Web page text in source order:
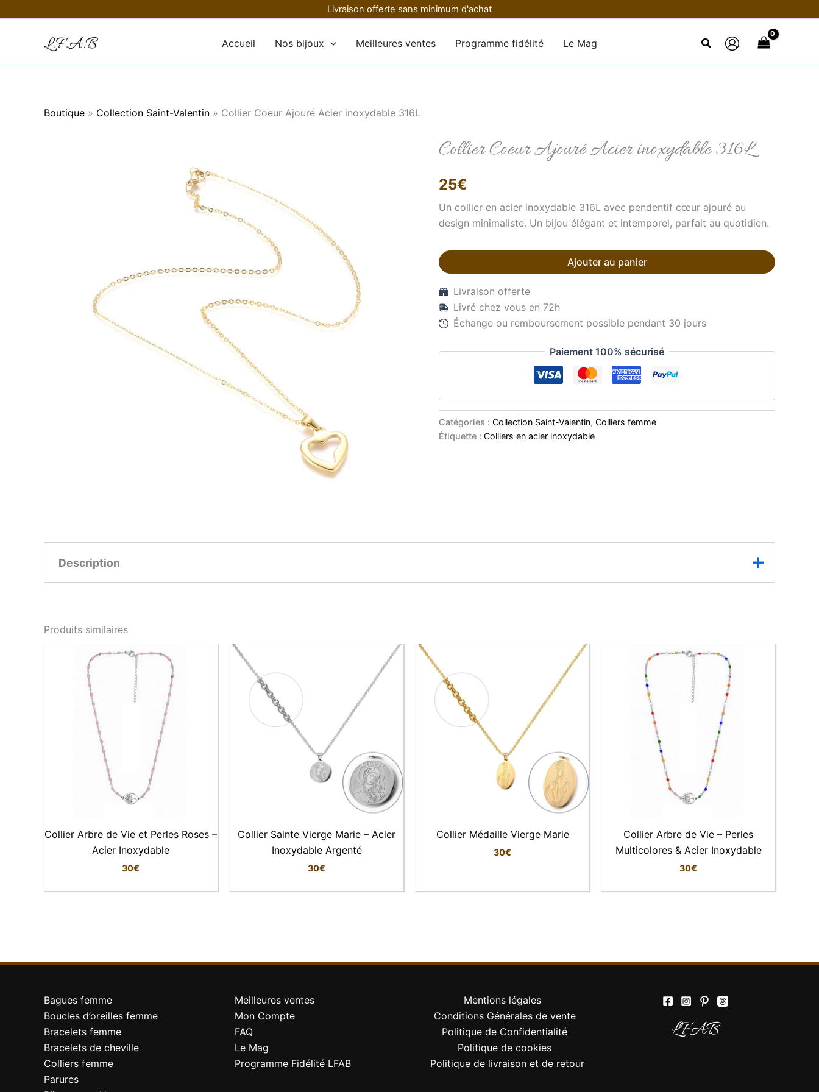
Livraison offerte sans minimum d'achat
Accueil Nos bijoux Meilleures ventes Programme fidélité Le Mag
Boutique » Collection Saint-Valentin » Collier Coeur Ajouré Acier inoxydable 316L
Collier Coeur Ajouré Acier inoxydable 316L
25€
Un collier en acier inoxydable 316L avec pendentif cœur ajouré au
design minimaliste. Un bijou élégant et intemporel, parfait au quotidien.
quantité
de
Coeur
Ajouré
Acier
316L
Ajouter au panier
Livraison offerte
Livré chez vous en 72h
Échange ou remboursement possible pendant 30 jours
Paiement 100% sécurisé
Catégories : Collection Saint-Valentin, Colliers femme
Étiquette : Colliers en acier inoxydable
Description
Conçu en acier inoxydable 316L, reconnu pour sa résistance et sa durabilité, ce bijou conserve durablement son éclat. Sa chaîne de 45 cm assure un
tombé harmonieux, idéal pour un porté quotidien ou en accumulation.
Caractéristiques
Type de bijou Collier avec pendentif
Acier inoxydable 316L
Motif Cœur ajouré
Longueur de la chaîne
Dimensions du pendentif 2 cm × 1,5 cm
Résistance Haute résistance à l’oxydation
Pourquoi vous allez l’adorer
Produits similaires
Collier Arbre de Vie et Perles Roses –
Acier Inoxydable
30€
Collier Sainte Vierge Marie – Acier
Inoxydable Argenté
30€
Collier Médaille Vierge Marie
30€
Collier Arbre de Vie – Perles
Multicolores & Acier Inoxydable
30€
Bagues femme
Boucles d’oreilles femme
Bracelets femme
Bracelets de cheville
Colliers femme
Parures
Meilleures ventes
Mon Compte
FAQ
Le Mag
Programme Fidélité LFAB
Mentions légales
Conditions Générales de vente
Politique de Confidentialité
Politique de cookies
Politique de livraison et de retour
LFAB